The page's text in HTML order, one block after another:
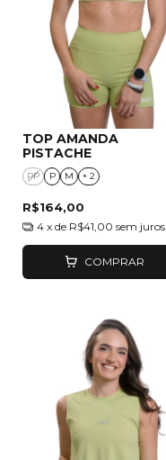
TOP AMANDA
PISTACHE
PP P M + 2
R$164,00
4 x de R$41,00 sem juros
COMPRAR